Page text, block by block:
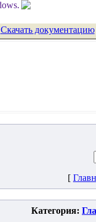
Скачать документацию
[
Категория: